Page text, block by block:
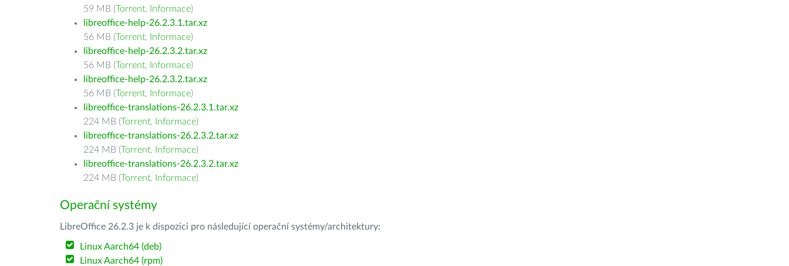
59 MB (Torrent, Informace)
libreoffice-help-26.2.3.1.tar.xz
56 MB (Torrent, Informace)
libreoffice-help-26.2.3.2.tar.xz
56 MB (Torrent, Informace)
libreoffice-help-26.2.3.2.tar.xz
56 MB (Torrent, Informace)
libreoffice-translations-26.2.3.1.tar.xz
224 MB (Torrent, Informace)
libreoffice-translations-26.2.3.2.tar.xz
224 MB (Torrent, Informace)
libreoffice-translations-26.2.3.2.tar.xz
224 MB (Torrent, Informace)
Operační systémy
LibreOffice 26.2.3 je k dispozici pro následující operační systémy/architektury:
Linux Aarch64 (deb)
Linux Aarch64 (rpm)